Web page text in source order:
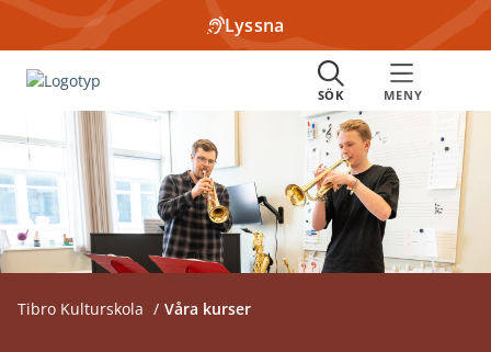
Lyssna
Tibro Kulturskola Våra kurser